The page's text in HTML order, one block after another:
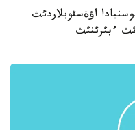
- بوسنيادا اؤةسقويلاردئث
ءبئرئنئث